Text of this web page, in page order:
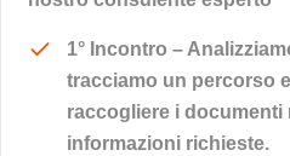
1° Incontro –
tracciamo un percorso
raccogliere i documenti
informazioni richieste.